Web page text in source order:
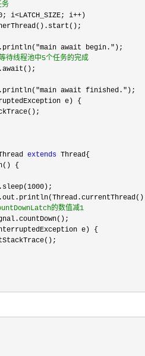
务
i<LATCH_SIZE; i++
await begin."
待线程池中5个任务的完成
await finished."
extends
的数值减1